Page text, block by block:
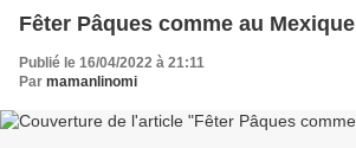
Fêter Pâques comme au Mexique
Publié le 16/04/2022 à 21:11
Par mamanlinomi